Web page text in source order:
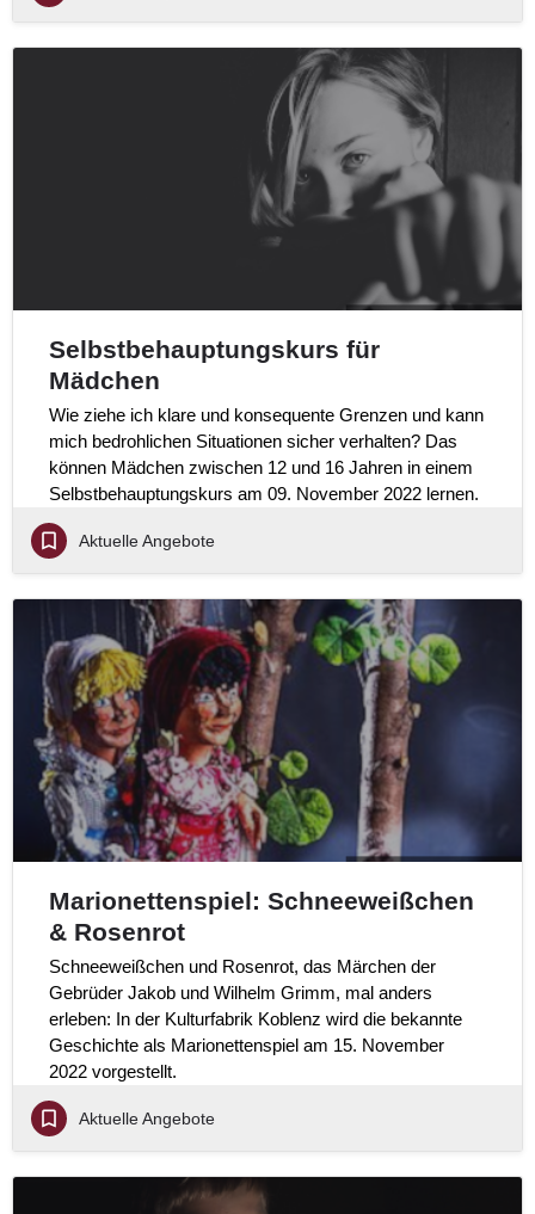
Selbstbehauptungskurs für
Mädchen
Wie ziehe ich klare und konsequente Grenzen und kann
mich bedrohlichen Situationen sicher verhalten? Das
können Mädchen zwischen 12 und 16 Jahren in einem
Selbstbehauptungskurs am 09. November 2022 lernen.
Aktuelle Angebote
Marionettenspiel: Schneeweißchen
& Rosenrot
Schneeweißchen und Rosenrot, das Märchen der
Gebrüder Jakob und Wilhelm Grimm, mal anders
erleben: In der Kulturfabrik Koblenz wird die bekannte
Geschichte als Marionettenspiel am 15. November
2022 vorgestellt.
Aktuelle Angebote